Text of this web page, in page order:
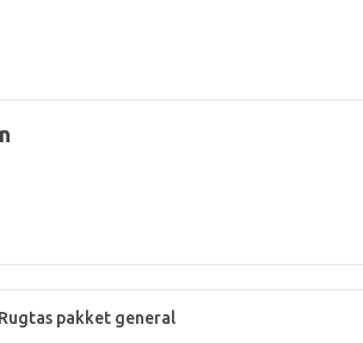
Rugtas pakket general